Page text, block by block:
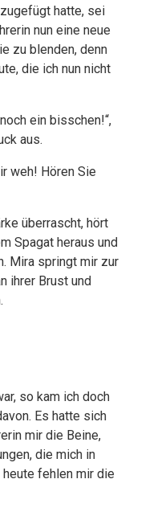
hatte, sei
nun eine neue
zu blenden, denn
die ich nun nicht
ein bisschen!“,
aus.
weh! Hören Sie
überrascht, hört
Spagat heraus und
Mira springt mir zur
ihrer Brust und
so kam ich doch
Es hatte sich
mir die Beine,
die mich in
fehlen mir die